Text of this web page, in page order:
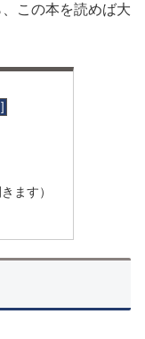
この本を読めば大
ます）